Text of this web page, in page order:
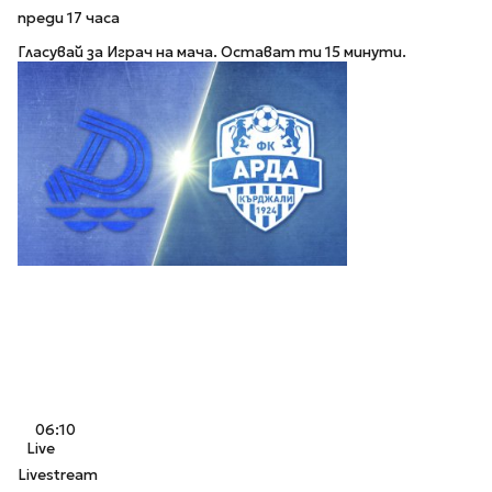
преди 17 часа
Гласувай за Играч на мача. Остават ти 15 минути.
06:10
Live
Livestream